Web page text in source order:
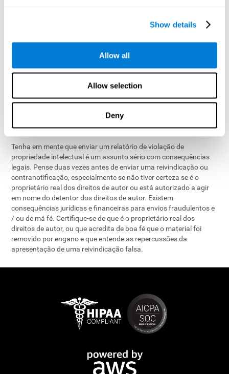
Show details
Allow all
Allow selection
Deny
Estados Unidos, qualquer jurisdição do local de
(C), ou um representante dessa pessoa.
Para enviar uma contranotificação, responda à nossa
notificação de e-mail original e inclua as informações necessárias
motivos de segurança.
4. Consequências legais
Tenha em mente que enviar um relatório de violação de
propriedade intelectual é um assunto sério com consequências
legais. Pense duas vezes antes de enviar uma reivindicação ou
contranotificação, especialmente se não tiver certeza se é o
proprietário real dos direitos de autor ou está autorizado a agir
em nome do detentor dos direitos de autor. Existem
consequências jurídicas e financeiras para envios fraudulentos e
/ ou de má fé. Certifique-se de que é o proprietário real dos
direitos de autor, ou que acredita de boa fé que o material foi
removido por engano e que entende as repercussões da
apresentação de uma reivindicação falsa.